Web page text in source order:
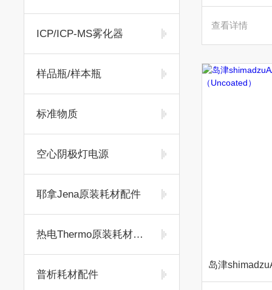
ICP/ICP-MS雾化器
样品瓶/样本瓶
标准物质
空心阴极灯电源
耶拿Jena原装耗材配件
热电Thermo原装耗材配件
普析耗材配件
查看详情